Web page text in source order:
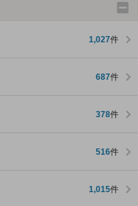
1,027件
687件
378件
516件
1,015件